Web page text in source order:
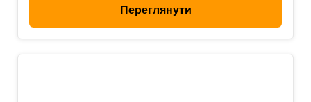
Переглянути